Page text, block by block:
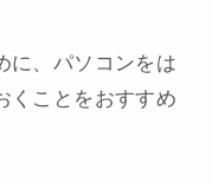
に、パソコンをは
くことをおすすめ